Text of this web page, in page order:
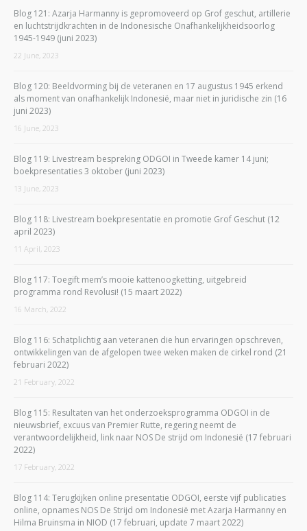
Blog 121: Azarja Harmanny is gepromoveerd op Grof geschut, artillerie
en luchtstrijdkrachten in de Indonesische Onafhankelijkheidsoorlog
1945-1949 (juni 2023)
22 June, 2023
Blog 120: Beeldvorming bij de veteranen en 17 augustus 1945 erkend
als moment van onafhankelijk Indonesië, maar niet in juridische zin (16
juni 2023)
16 June, 2023
Blog 119: Livestream bespreking ODGOI in Tweede kamer 14 juni;
boekpresentaties 3 oktober (juni 2023)
13 June, 2023
Blog 118: Livestream boekpresentatie en promotie Grof Geschut (12
april 2023)
11 April, 2023
Blog 117: Toegift mem’s mooie kattenoogketting, uitgebreid
programma rond Revolusi! (15 maart 2022)
16 March, 2022
Blog 116: Schatplichtig aan veteranen die hun ervaringen opschreven,
ontwikkelingen van de afgelopen twee weken maken de cirkel rond (21
februari 2022)
21 February, 2022
Blog 115: Resultaten van het onderzoeksprogramma ODGOI in de
nieuwsbrief, excuus van Premier Rutte, regering neemt de
verantwoordelijkheid, link naar NOS De strijd om Indonesië (17 februari
2022)
17 February, 2022
Blog 114: Terugkijken online presentatie ODGOI, eerste vijf publicaties
online, opnames NOS De Strijd om Indonesië met Azarja Harmanny en
Hilma Bruinsma in NIOD (17 februari, update 7 maart 2022)